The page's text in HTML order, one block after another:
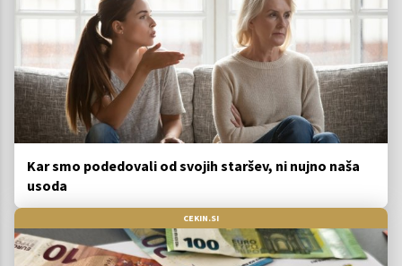
Kar smo podedovali od svojih staršev, ni nujno naša
usoda
CEKIN.SI